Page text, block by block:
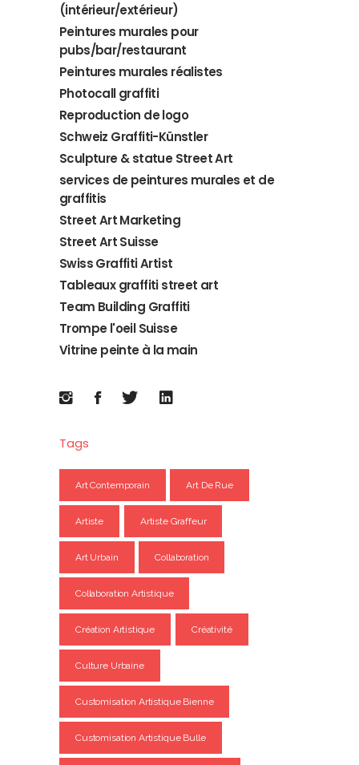
(intérieur/extérieur)
Peintures murales pour
pubs/bar/restaurant
Peintures murales réalistes
Photocall graffiti
Reproduction de logo
Schweiz Graffiti-Künstler
Sculpture & statue Street Art
services de peintures murales et de
graffitis
Street Art Marketing
Street Art Suisse
Swiss Graffiti Artist
Tableaux graffiti street art
Team Building Graffiti
Trompe l'oeil Suisse
Vitrine peinte à la main
Tags
Art Contemporain Art De Rue
Artiste Artiste Graffeur
Art Urbain Collaboration
Collaboration Artistique
Création Artistique Créativité
Culture Urbaine
Customisation Artistique Bienne
Customisation Artistique Bulle